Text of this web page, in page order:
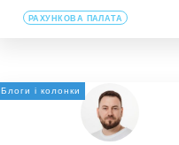
РАХУНКОВА ПАЛАТА
Блоги і колонки